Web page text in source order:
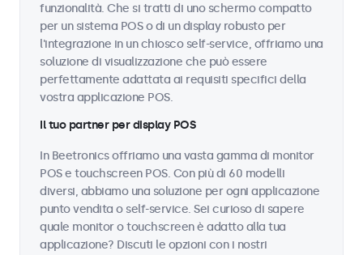
funzionalità. Che si tratti di uno schermo compatto
per un sistema POS o di un display robusto per
l'integrazione in un chiosco self-service, offriamo una
soluzione di visualizzazione che può essere
perfettamente adattata ai requisiti specifici della
vostra applicazione POS.
Il tuo partner per display POS
In Beetronics offriamo una vasta gamma di monitor
POS e touchscreen POS. Con più di 60 modelli
diversi, abbiamo una soluzione per ogni applicazione
punto vendita o self-service. Sei curioso di sapere
quale monitor o touchscreen è adatto alla tua
applicazione? Discuti le opzioni con i nostri